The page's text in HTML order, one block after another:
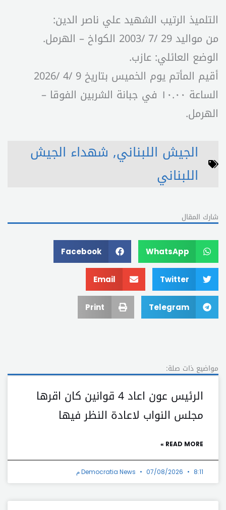
التلميذ الرتيب الشهيد علي ناصر الدين:
من مواليد 29 /7 /2003 الكواخ – الهرمل.
الوضع العائلي: عازب.
أقيم المأتم يوم الخميس بتاريخ 9 /4 /2026
الساعة ١٠.٠٠ في جبانة الشربين الفوقا –
الهرمل.
الجيش اللبناني, شهداء الجيش
اللبناني
شارك المقال
WhatsApp
Facebook
Twitter
Email
Telegram
Print
مواضيع ذات صلة:
الرئيس عون اعاد 4 قوانين كان اقرها
مجلس النواب لاعادة النظر فيها
READ MORE »
Democratia News 07/08/2026 8:11 م